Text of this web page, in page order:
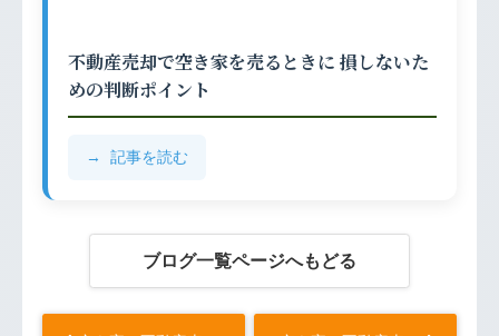
不動産売却で空き家を売るときに 損しないた
めの判断ポイント
記事を読む
ブログ一覧ページへもどる